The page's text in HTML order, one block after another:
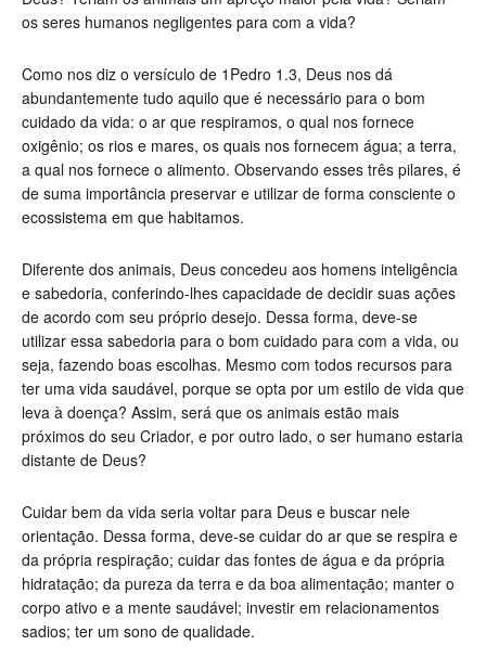
os seres humanos negligentes para com a vida?
Como nos diz o versículo de 1Pedro 1.3, Deus nos dá
abundantemente tudo aquilo que é necessário para o bom
cuidado da vida: o ar que respiramos, o qual nos fornece
oxigênio; os rios e mares, os quais nos fornecem água; a terra,
a qual nos fornece o alimento. Observando esses três pilares, é
de suma importância preservar e utilizar de forma consciente o
ecossistema em que habitamos.
Diferente dos animais, Deus concedeu aos homens inteligência
e sabedoria, conferindo-lhes capacidade de decidir suas ações
de acordo com seu próprio desejo. Dessa forma, deve-se
utilizar essa sabedoria para o bom cuidado para com a vida, ou
seja, fazendo boas escolhas. Mesmo com todos recursos para
ter uma vida saudável, porque se opta por um estilo de vida que
leva à doença? Assim, será que os animais estão mais
próximos do seu Criador, e por outro lado, o ser humano estaria
distante de Deus?
Cuidar bem da vida seria voltar para Deus e buscar nele
orientação. Dessa forma, deve-se cuidar do ar que se respira e
da própria respiração; cuidar das fontes de água e da própria
hidratação; da pureza da terra e da boa alimentação; manter o
corpo ativo e a mente saudável; investir em relacionamentos
sadios; ter um sono de qualidade.